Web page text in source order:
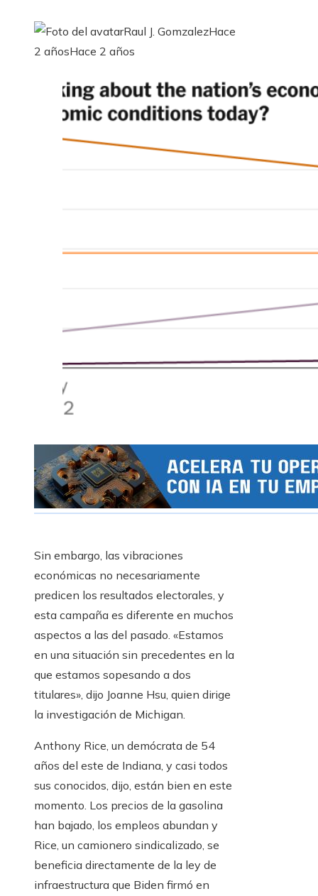
Raul J. GomzalezHace
2 añosHace 2 años
Sin embargo, las vibraciones
económicas no necesariamente
predicen los resultados electorales, y
esta campaña es diferente en muchos
aspectos a las del pasado. «Estamos
en una situación sin precedentes en la
que estamos sopesando a dos
titulares», dijo Joanne Hsu, quien dirige
la investigación de Michigan.
Anthony Rice, un demócrata de 54
años del este de Indiana, y casi todos
sus conocidos, dijo, están bien en este
momento. Los precios de la gasolina
han bajado, los empleos abundan y
Rice, un camionero sindicalizado, se
beneficia directamente de la ley de
infraestructura que Biden firmó en